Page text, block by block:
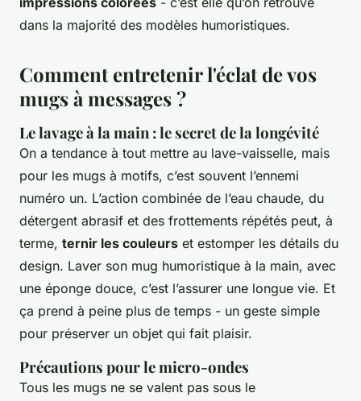
dans la majorité des modèles humoristiques.
Comment entretenir l'éclat de vos
mugs à messages ?
Le lavage à la main : le secret de la longévité
On a tendance à tout mettre au lave-vaisselle, mais
pour les mugs à motifs, c’est souvent l’ennemi
numéro un. L’action combinée de l’eau chaude, du
détergent abrasif et des frottements répétés peut, à
terme, ternir les couleurs et estomper les détails du
design. Laver son mug humoristique à la main, avec
une éponge douce, c’est l’assurer une longue vie. Et
ça prend à peine plus de temps - un geste simple
pour préserver un objet qui fait plaisir.
Précautions pour le micro-ondes
Tous les mugs ne se valent pas sous le